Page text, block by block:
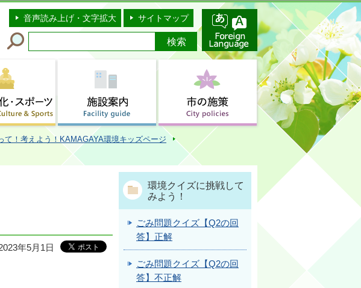
音声読み上げ・文字拡大 サイトマップ
て！考えよう！KAMAGAYA環境キッズページ
年5月1日
環境クイズに挑戦して
みよう！
ごみ問題クイズ【Q2の回
答】正解
ごみ問題クイズ【Q2の回
答】不正解